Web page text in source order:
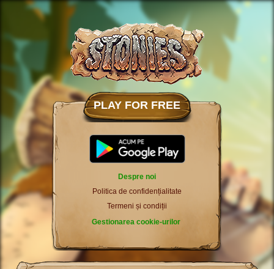
PLAY FOR FREE
Despre noi
Politica de confidențialitate
Termeni și condiții
Gestionarea cookie-urilor